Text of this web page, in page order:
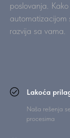
poslovanja.
automatizacijom
razvija sa vama.
Lakoća
Naša rešenja
procesima